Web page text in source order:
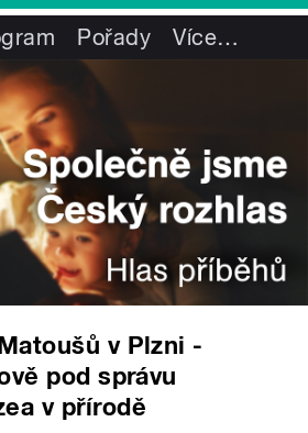
Pořady Více…
v Plzni -
pod správu
v přírodě